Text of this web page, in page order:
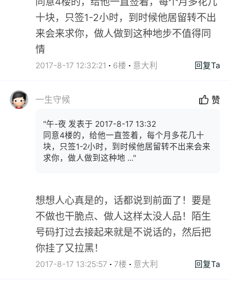
十块，只签1-2小时，到时候他居留转不出
来会来求你，做人做到这种地步不值得同
情
2017-8-17 12:32:21 6楼 意大利 回复Ta
一生守候 赞
"午-夜 发表于 2017-8-17 13:32
同意4楼的，给他一直签着，每个月多花几十
块，只签1-2小时，到时候他居留转不出来会来
求你，做人做到这种地 ..."
想想人心真是的，话都说到前面了！要是
不做也干脆点、做人这样太没人品！陌生
号码打过去接起来就是不说话的，然后把
你挂了又拉黑！
2017-8-17 13:25:57 7楼 意大利 回复Ta